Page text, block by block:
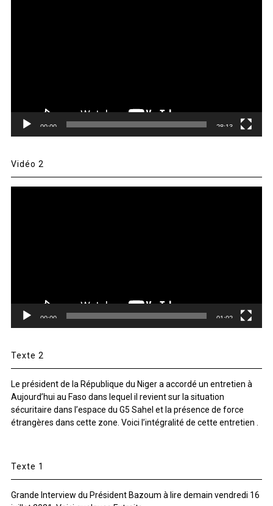
00:00 28:13
Vidéo 2
00:00 01:02
Texte 2
Le président de la République du Niger a accordé un entretien à
Aujourd’hui au Faso dans lequel il revient sur la situation
sécuritaire dans l’espace du G5 Sahel et la présence de force
étrangères dans cette zone. Voici l’intégralité de cette entretien .
Texte 1
Grande Interview du Président Bazoum à lire demain vendredi 16